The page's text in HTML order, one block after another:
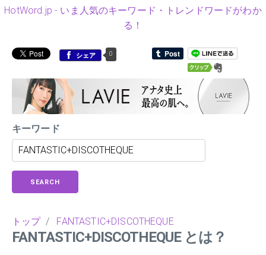
HotWord.jp - いま人気のキーワード・トレンドワードがわか
る！
シェア 0
キーワード
SEARCH
トップ/ FANTASTIC+DISCOTHEQUE
FANTASTIC+DISCOTHEQUE とは？